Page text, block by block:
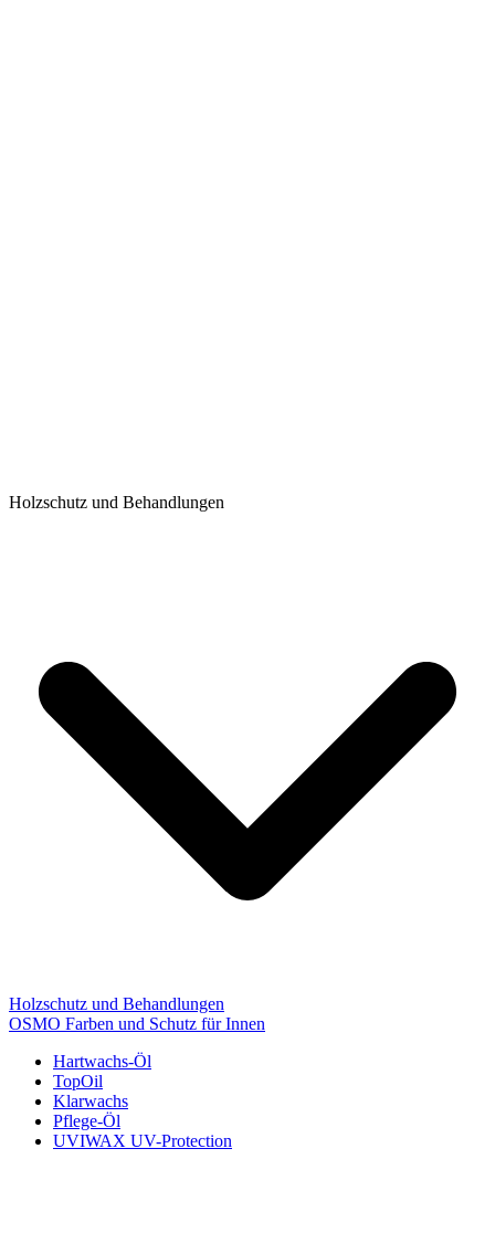
Holzschutz und Behandlungen
Holzschutz und Behandlungen
OSMO Farben und Schutz für Innen
Hartwachs-Öl
TopOil
Klarwachs
Pflege-Öl
UVIWAX UV-Protection